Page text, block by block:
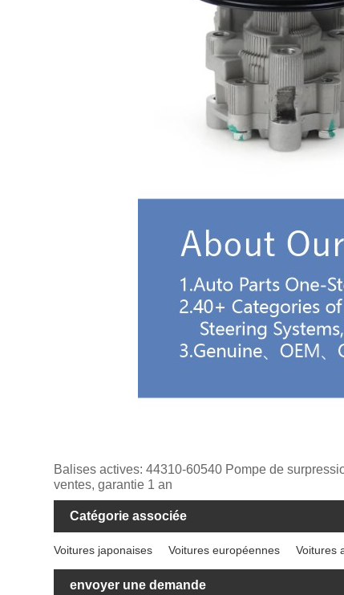
Balises actives: 44310-60540 Pompe de
ventes, garantie 1 an
Catégorie associée
Voitures japonaises Voitures européennes Voitures
envoyer une demande